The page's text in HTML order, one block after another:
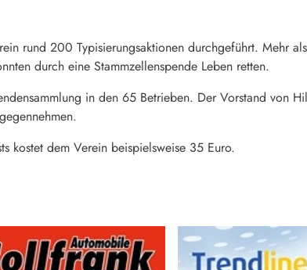
rund 200 Typisierungsaktionen durchgeführt. Mehr als
durch eine Stammzellenspende Leben retten.
in den 65 Betrieben. Der Vorstand von
kostet dem Verein beispielsweise 35 Euro.